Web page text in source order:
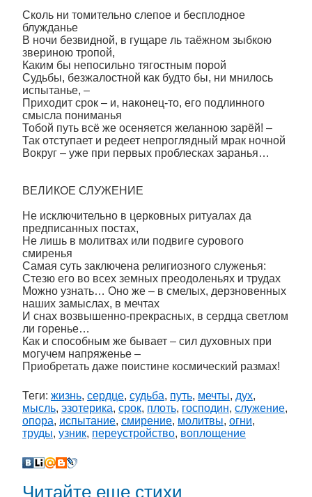
Сколь ни томительно слепое и бесплодное
блужданье
В ночи безвидной, в гущаре ль таёжном зыбкою
звериною тропой,
Каким бы непосильно тягостным порой
Судьбы, безжалостной как будто бы, ни мнилось
испытанье, –
Приходит срок – и, наконец-то, его подлинного
смысла пониманья
Тобой путь всё же осеняется желанною зарёй! –
Так отступает и редеет непроглядный мрак ночной
Вокруг – уже при первых проблесках заранья…
ВЕЛИКОЕ СЛУЖЕНИЕ
Не исключительно в церковных ритуалах да
предписанных постах,
Не лишь в молитвах или подвиге сурового
смиренья
Самая суть заключена религиозного служенья:
Стезю его во всех земных преодоленьях и трудах
Можно узнать… Оно же – в смелых, дерзновенных
наших замыслах, в мечтах
И снах возвышенно-прекрасных, в сердца светлом
ли горенье…
Как и способным же бывает – сил духовных при
могучем напряженье –
Приобретать даже поистине космический размах!
Теги: жизнь, сердце, судьба, путь, мечты, дух,
мысль, эзотерика, срок, плоть, господин, служение,
опора, испытание, смирение, молитвы, огни,
труды, узник, переустройство, воплощение
Читайте еще стихи